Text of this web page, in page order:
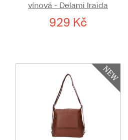
vínová - Delami Iraida
929 Kč